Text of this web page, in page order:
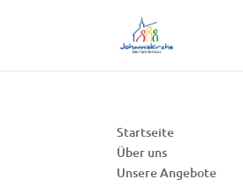
Startseite
Über uns
Unsere Angebote